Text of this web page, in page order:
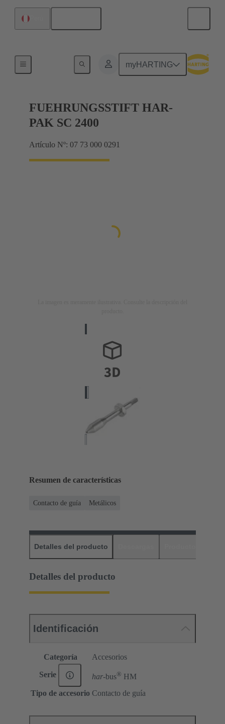
myHARTING
Terminación de placa madre a tarjeta hija
FUEHRUNGSSTIFT HAR-
PAK SC 2400
Artículo Nº: 07 73 000 0291
Resumen de características
Contacto de guía Metálicos
Detalles del producto
Detalles del producto
Identificación
Categoría Accesorios
Serie har-bus® HM
Tipo de accesorio Contacto de guía